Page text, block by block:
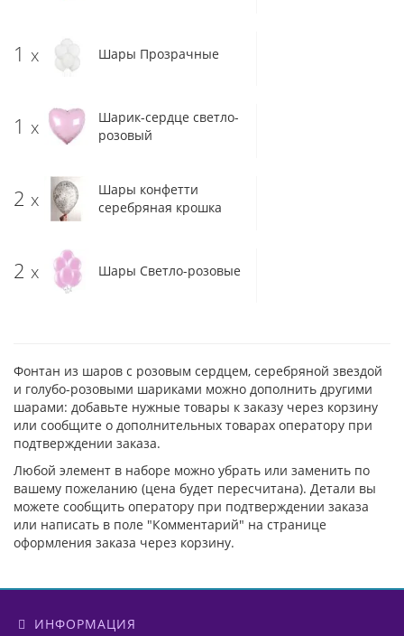
1 x Шары Прозрачные
1 x
Шарик-сердце светло-
розовый
2 x
Шары конфетти
серебряная крошка
2 x Шары Светло-розовые
Фонтан из шаров с розовым сердцем, серебряной звездой
и голубо-розовыми шариками можно дополнить другими
шарами: добавьте нужные товары к заказу через корзину
или сообщите о дополнительных товарах оператору при
подтверждении заказа.
Любой элемент в наборе можно убрать или заменить по
вашему пожеланию (цена будет пересчитана). Детали вы
можете сообщить оператору при подтверждении заказа
или написать в поле "Комментарий" на странице
оформления заказа через корзину.
ИНФОРМАЦИЯ